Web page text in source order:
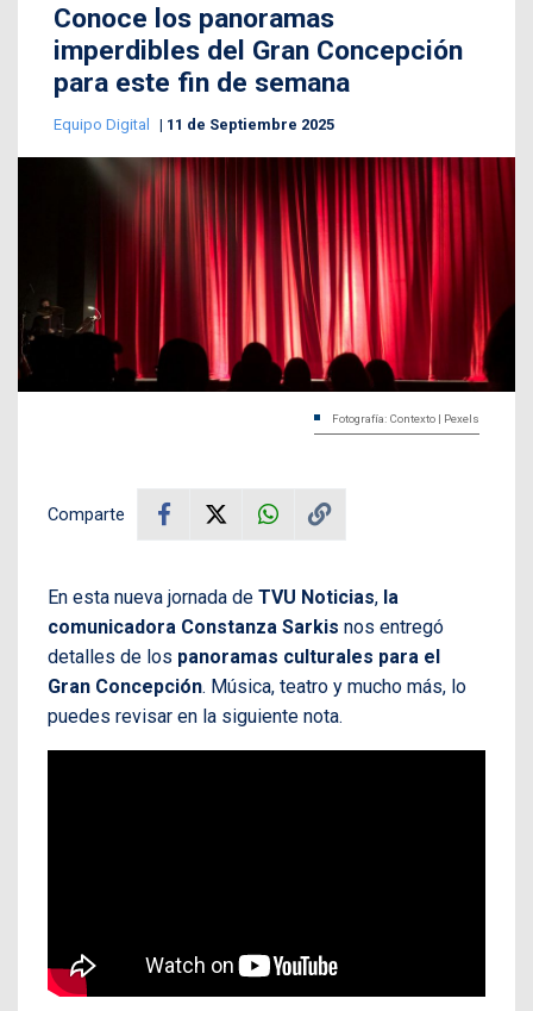
Conoce los panoramas
imperdibles del Gran Concepción
para este fin de semana
Equipo Digital 11 de Septiembre 2025
Fotografía: Contexto | Pexels
Comparte
En esta nueva jornada de TVU Noticias, la
comunicadora Constanza Sarkis nos entregó
detalles de los panoramas culturales para el
Gran Concepción. Música, teatro y mucho más, lo
puedes revisar en la siguiente nota.